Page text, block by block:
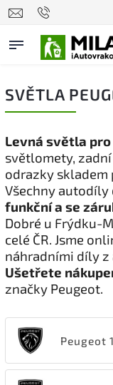
SVĚTLA
Levná světla
světlomety,
odrazky skladem
Všechny autodíly
funkční a se
Dobré u Frýdku-
celé ČR. Jsme
náhradními díly z
Ušetřete
značky Peugeot.
Peugeot